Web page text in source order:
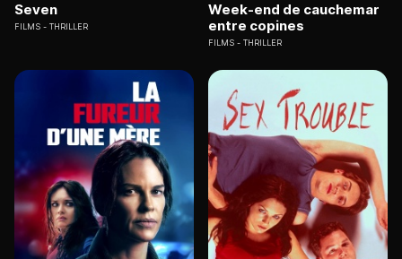
Seven
FILMS THRILLER
Week-end de cauchemar
entre copines
FILMS THRILLER